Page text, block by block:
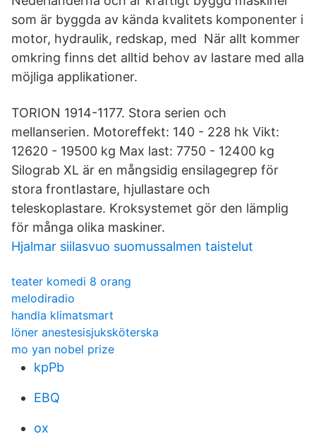
som är byggda av kända kvalitets komponenter i
motor, hydraulik, redskap, med När allt kommer
omkring finns det alltid behov av lastare med alla
möjliga applikationer.
TORION 1914-1177. Stora serien och
mellanserien. Motoreffekt: 140 - 228 hk Vikt:
12620 - 19500 kg Max last: 7750 - 12400 kg
Silograb XL är en mångsidig ensilagegrep för
stora frontlastare, hjullastare och
teleskoplastare. Kroksystemet gör den lämplig
för många olika maskiner.
Hjalmar siilasvuo suomussalmen taistelut
teater komedi 8 orang
melodiradio
handla klimatsmart
löner anestesisjuksköterska
mo yan nobel prize
kpPb
EBQ
ox